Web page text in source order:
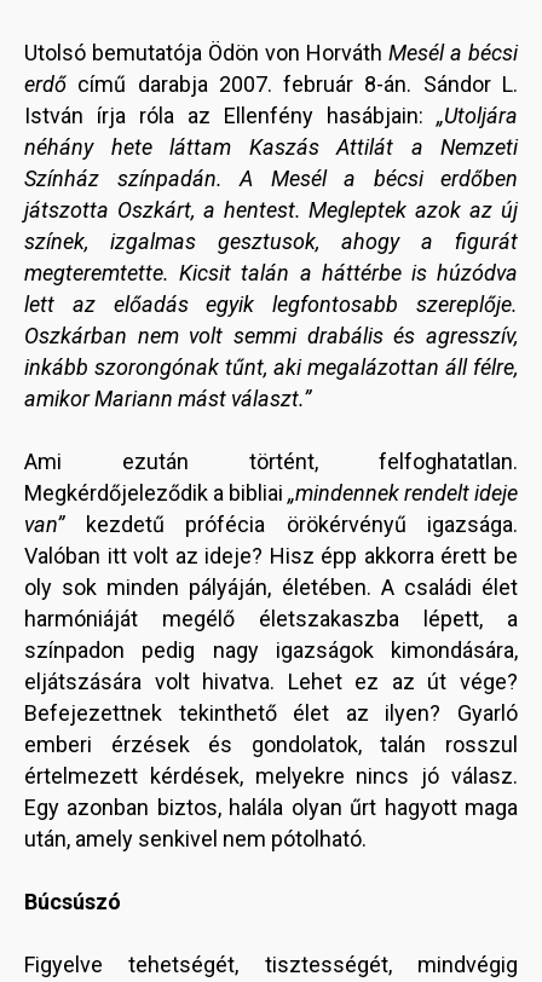
Utolsó bemutatója Ödön von Horváth Mesél a bécsi
erdő című darabja 2007. február 8-án. Sándor L.
István írja róla az Ellenfény hasábjain: „Utoljára
néhány hete láttam Kaszás Attilát a Nemzeti
Színház színpadán. A Mesél a bécsi erdőben
játszotta Oszkárt, a hentest. Megleptek azok az új
színek, izgalmas gesztusok, ahogy a figurát
megteremtette. Kicsit talán a háttérbe is húzódva
lett az előadás egyik legfontosabb szereplője.
Oszkárban nem volt semmi drabális és agresszív,
inkább szorongónak tűnt, aki megalázottan áll félre,
amikor Mariann mást választ.”
Ami ezután történt, felfoghatatlan.
Megkérdőjeleződik a bibliai „mindennek rendelt ideje
van”
kezdetű prófécia örökérvényű igazsága.
Valóban itt volt az ideje? Hisz épp akkorra érett be
oly sok minden pályáján, életében. A családi élet
harmóniáját megélő életszakaszba lépett, a
színpadon pedig nagy igazságok kimondására,
eljátszására volt hivatva. Lehet ez az út vége?
Befejezettnek tekinthető élet az ilyen? Gyarló
emberi érzések és gondolatok, talán rosszul
értelmezett kérdések, melyekre nincs jó válasz.
Egy azonban biztos, halála olyan űrt hagyott maga
után, amely senkivel nem pótolható.
Búcsúszó
Figyelve tehetségét, tisztességét, mindvégig